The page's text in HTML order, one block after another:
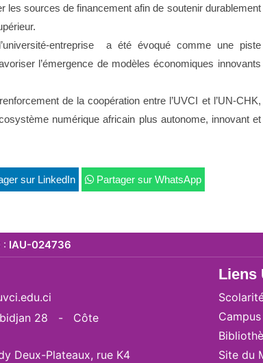
les sources de financement afin de soutenir durablement
entreprise a été évoqué comme une piste
l’émergence de modèles économiques innovants
de la coopération entre l’UVCI et l’UN-CHK,
numérique africain plus autonome, innovant et
sur LinkedIn Partager sur WhatsApp